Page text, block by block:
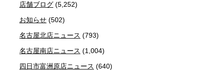
店舗ブログ (5,252)
お知らせ (502)
名古屋北店ニュース (793)
名古屋南店ニュース (1,004)
四日市富洲原店ニュース (640)